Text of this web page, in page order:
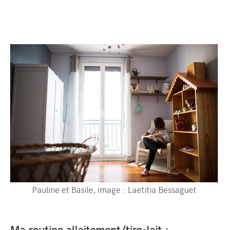
Pauline et Basile, image : Laetitia Bessaguet